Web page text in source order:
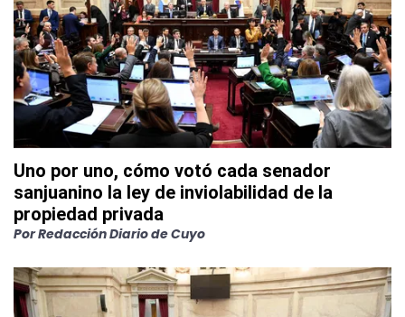
Uno por uno, cómo votó cada senador
sanjuanino la ley de inviolabilidad de la
propiedad privada
PorRedacción Diario de Cuyo